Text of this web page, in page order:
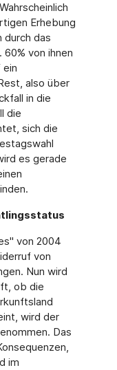
Erhebung
durch das
60% von ihnen
ein
also über
in die
die
sich die
es gerade
von 2004
von
Nun wird
ob die
wird der
Das
im